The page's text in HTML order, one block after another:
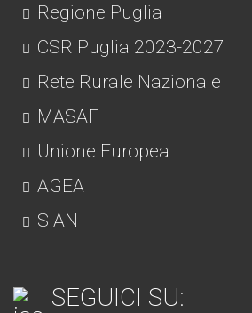
Regione Puglia
CSR Puglia 2023-2027
Rete Rurale Nazionale
MASAF
Unione Europea
AGEA
SIAN
SEGUICI SU: